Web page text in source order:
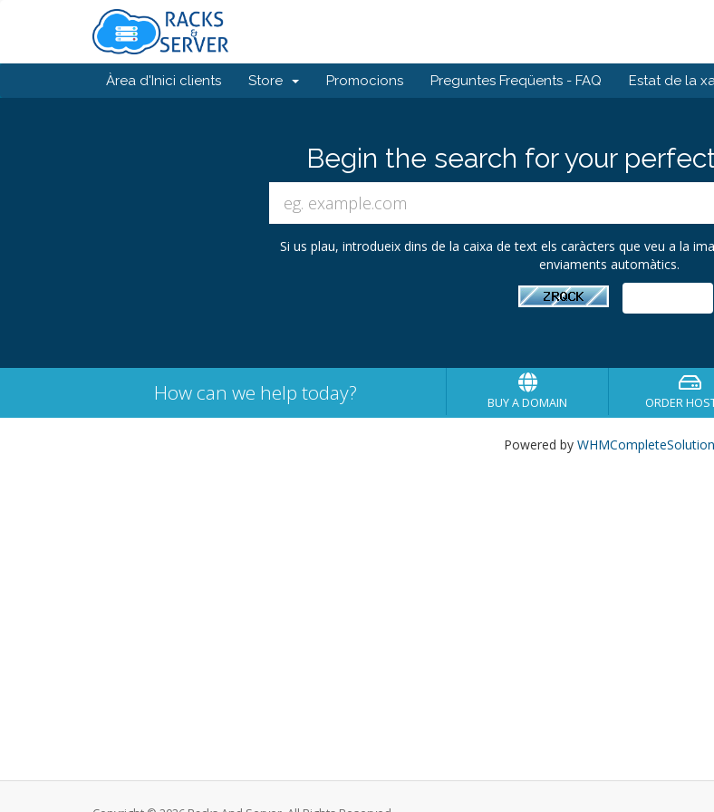
Àrea d'Inici clients Store Promocions Preguntes Freqüents - FAQ Estat de la
Begin the search for your
Si us plau, introdueix dins de la caixa de text els caràcters que veu a la
enviaments automàtics.
How can we help today? BUY A DOMAIN ORDER
Powered by WHMCompleteSolution